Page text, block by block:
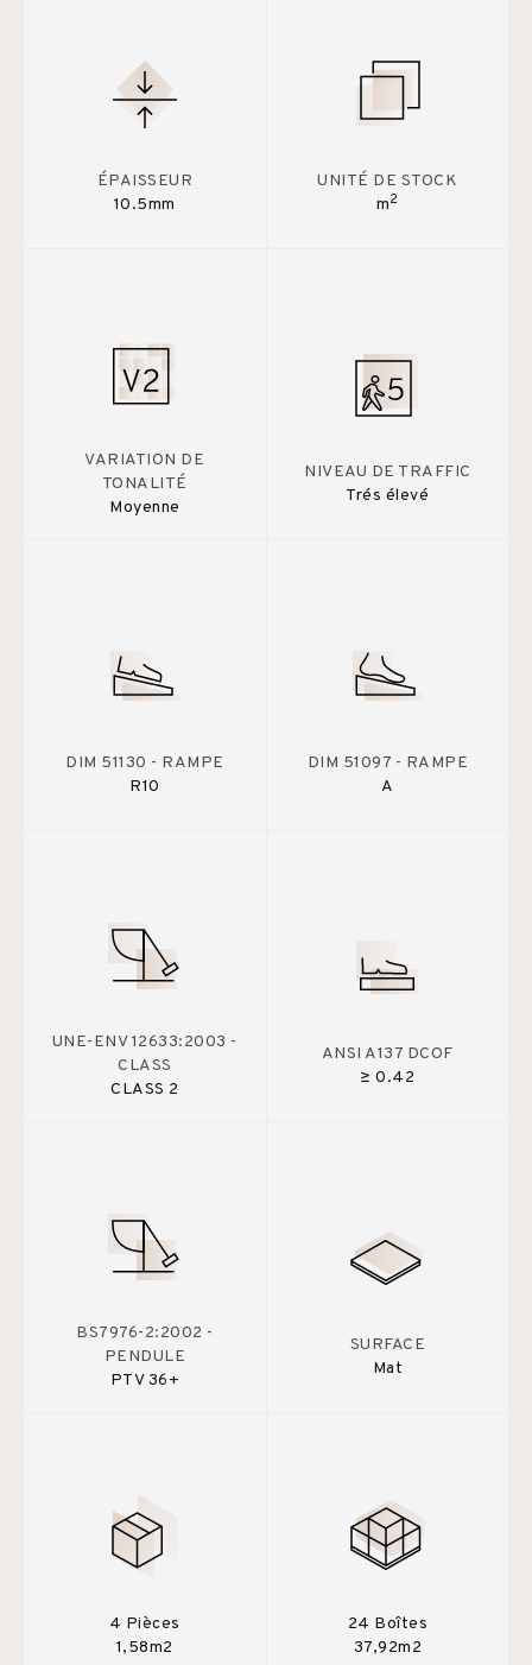
ÉPAISSEUR
10.5mm
UNITÉ DE STOCK
m2
VARIATION DE
TONALITÉ
Moyenne
NIVEAU DE TRAFFIC
Trés élevé
DIM 51130 - RAMPE
R10
DIM 51097 - RAMPE
A
UNE-ENV 12633:2003 -
CLASS
CLASS 2
ANSI A137 DCOF
≥ 0.42
BS7976-2:2002 -
PENDULE
PTV 36+
SURFACE
Mat
4 Pièces
1,58m2
24 Boîtes
37,92m2